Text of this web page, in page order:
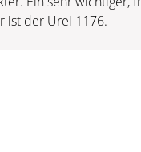
ist der Urei 1176.